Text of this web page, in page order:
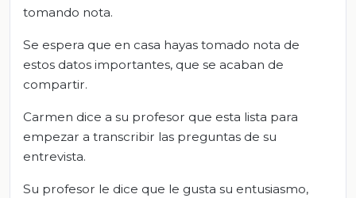
tomando nota.
Se espera que en casa hayas tomado nota de
estos datos importantes, que se acaban de
compartir.
Carmen dice a su profesor que esta lista para
empezar a transcribir las preguntas de su
entrevista.
Su profesor le dice que le gusta su entusiasmo,